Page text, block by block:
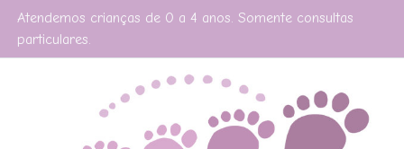
Atendemos crianças de 0 a 4 anos. Somente consultas
particulares.